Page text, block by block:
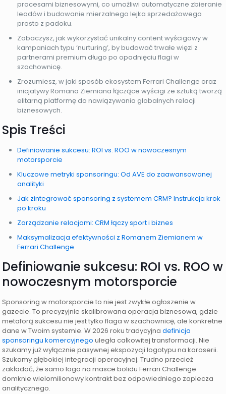
procesami biznesowymi, co umożliwi automatyczne zbieranie
leadów i budowanie mierzalnego lejka sprzedażowego
prosto z padoku.
Zobaczysz, jak wykorzystać unikalny content wyścigowy w
kampaniach typu ‘nurturing’, by budować trwałe więzi z
partnerami premium długo po opadnięciu flagi w
szachownicę.
Zrozumiesz, w jaki sposób ekosystem Ferrari Challenge oraz
inicjatywy Romana Ziemiana łączące wyścigi ze sztuką tworzą
elitarną platformę do nawiązywania globalnych relacji
biznesowych.
Spis Treści
Definiowanie sukcesu: ROI vs. ROO w nowoczesnym
motorsporcie
Kluczowe metryki sponsoringu: Od AVE do zaawansowanej
analityki
Jak zintegrować sponsoring z systemem CRM? Instrukcja krok
po kroku
Zarządzanie relacjami: CRM łączy sport i biznes
Maksymalizacja efektywności z Romanem Ziemianem w
Ferrari Challenge
Definiowanie sukcesu: ROI vs. ROO w
nowoczesnym motorsporcie
Sponsoring w motorsporcie to nie jest zwykłe ogłoszenie w
gazecie. To precyzyjnie skalibrowana operacja biznesowa, gdzie
metaforą sukcesu nie jest tylko flaga w szachownicę, ale konkretne
dane w Twoim systemie. W 2026 roku tradycyjnadefinicja
sponsoringu komercyjnego uległa całkowitej transformacji. Nie
szukamy już wyłącznie pasywnej ekspozycji logotypu na karoserii.
Szukamy głębokiej integracji operacyjnej. Trudno przecież
zakładać, że samo logo na masce bolidu Ferrari Challenge
domknie wielomilionowy kontrakt bez odpowiedniego zaplecza
analitycznego.